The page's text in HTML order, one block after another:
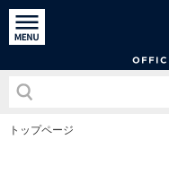
トップページ